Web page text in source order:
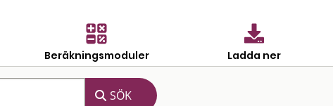
Beräkningsmoduler Ladda ner